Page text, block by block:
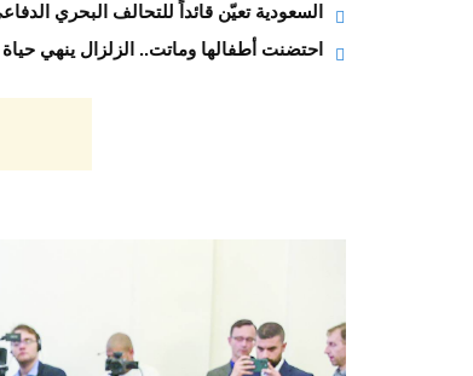
السعودية تعيّن قائداً للتحالف البحري
احتضنت أطفالها وماتت.. الزلزال ينهي حياة